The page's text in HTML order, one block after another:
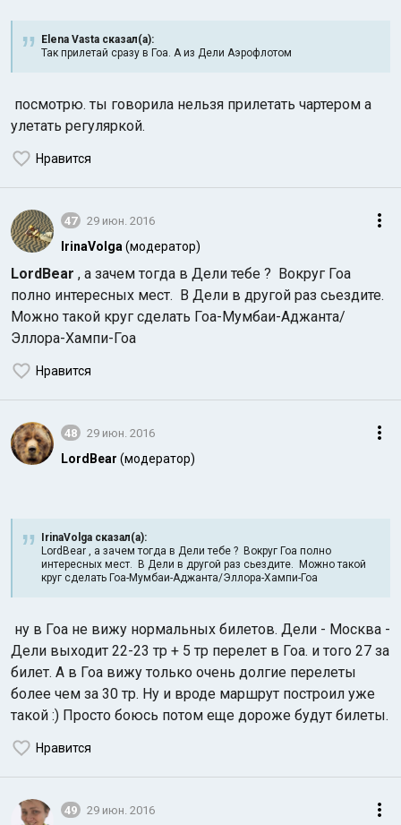
Elena Vasta сказал(а):
Так прилетай сразу в Гоа. А из Дели Аэрофлотом
посмотрю. ты говорила нельзя прилетать чартером а
улетать регуляркой.
Нравится
47 29 июн. 2016
IrinaVolga (модератор)
LordBear , а зачем тогда в Дели тебе ? Вокруг Гоа
полно интересных мест. В Дели в другой раз сьездите.
Можно такой круг сделать Гоа-Мумбаи-Аджанта/
Эллора-Хампи-Гоа
Нравится
48 29 июн. 2016
LordBear (модератор)
IrinaVolga сказал(а):
LordBear , а зачем тогда в Дели тебе ? Вокруг Гоа полно
интересных мест. В Дели в другой раз сьездите. Можно такой
круг сделать Гоа-Мумбаи-Аджанта/Эллора-Хампи-Гоа
ну в Гоа не вижу нормальных билетов. Дели - Москва -
Дели выходит 22-23 тр + 5 тр перелет в Гоа. и того 27 за
билет. А в Гоа вижу только очень долгие перелеты
более чем за 30 тр. Ну и вроде маршрут построил уже
такой :) Просто боюсь потом еще дороже будут билеты.
Нравится
49 29 июн. 2016